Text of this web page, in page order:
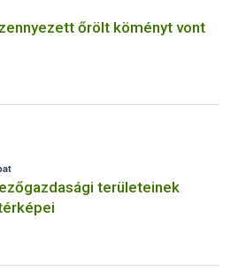
őrölt köményt vont
területeinek